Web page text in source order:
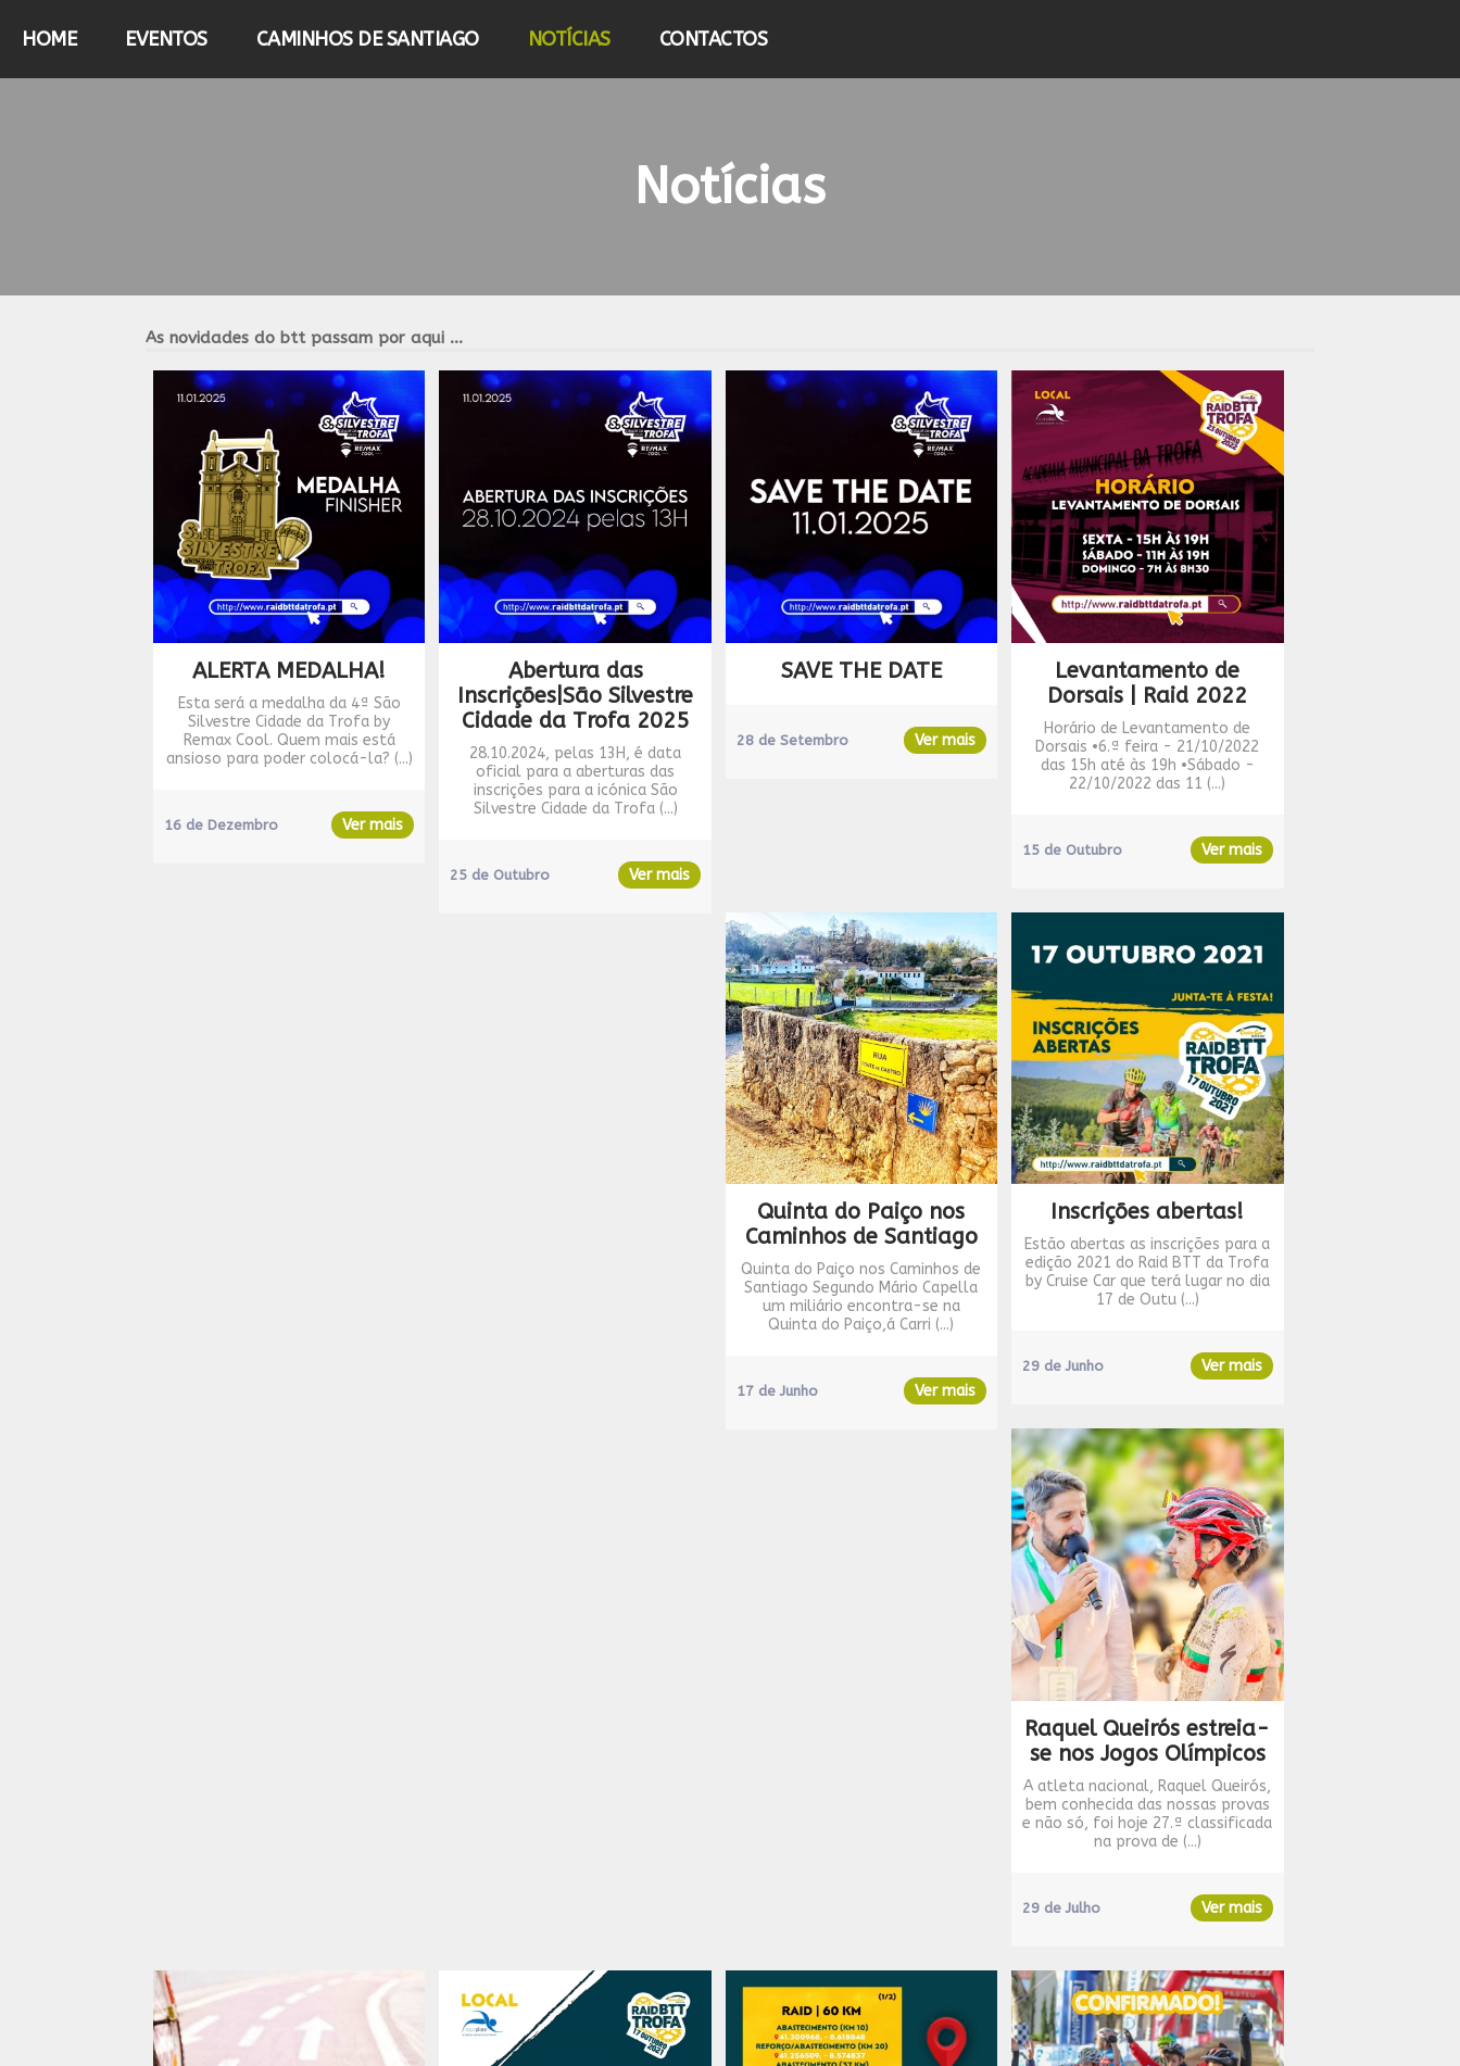
HOME EVENTOS CAMINHOS DE SANTIAGO NOTÍCIAS CONTACTOS
Notícias
As novidades do btt passam por aqui ...
ALERTA MEDALHA!
Esta será a medalha da 4ª São
Silvestre Cidade da Trofa by
Remax Cool. Quem mais está
ansioso para poder colocá-la? (...)
16 de Dezembro Ver mais
Abertura das
Inscrições|São Silvestre
Cidade da Trofa 2025
28.10.2024, pelas 13H, é data
oficial para a aberturas das
inscrições para a icónica São
Silvestre Cidade da Trofa (...)
25 de Outubro Ver mais
SAVE THE DATE
28 de Setembro Ver mais
Levantamento de
Dorsais | Raid 2022
Horário de Levantamento de
Dorsais •6.ª feira - 21/10/2022
das 15h até às 19h •Sábado -
22/10/2022 das 11 (...)
15 de Outubro Ver mais
Quinta do Paiço nos
Caminhos de Santiago
Quinta do Paiço nos Caminhos de
Santiago Segundo Mário Capella
um miliário encontra-se na
Quinta do Paiço,á Carri (...)
17 de Junho Ver mais
Inscrições abertas!
Estão abertas as inscrições para a
edição 2021 do Raid BTT da Trofa
by Cruise Car que terá lugar no dia
17 de Outu (...)
29 de Junho Ver mais
Raquel Queirós estreia-
se nos Jogos Olímpicos
A atleta nacional, Raquel Queirós,
bem conhecida das nossas provas
e não só, foi hoje 27.ª classificada
na prova de (...)
29 de Julho Ver mais